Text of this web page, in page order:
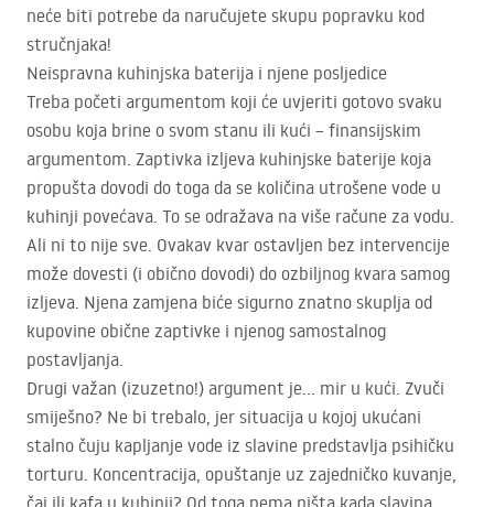
neće biti potrebe da naručujete skupu popravku kod
stručnjaka!
Neispravna kuhinjska baterija i njene posljedice
Treba početi argumentom koji će uvjeriti gotovo svaku
osobu koja brine o svom stanu ili kući – finansijskim
argumentom. Zaptivka izljeva kuhinjske baterije koja
propušta dovodi do toga da se količina utrošene vode u
kuhinji povećava. To se odražava na više račune za vodu.
Ali ni to nije sve. Ovakav kvar ostavljen bez intervencije
može dovesti (i obično dovodi) do ozbiljnog kvara samog
izljeva. Njena zamjena biće sigurno znatno skuplja od
kupovine obične zaptivke i njenog samostalnog
postavljanja.
Drugi važan (izuzetno!) argument je… mir u kući. Zvuči
smiješno? Ne bi trebalo, jer situacija u kojoj ukućani
stalno čuju kapljanje vode iz slavine predstavlja psihičku
torturu. Koncentracija, opuštanje uz zajedničko kuvanje,